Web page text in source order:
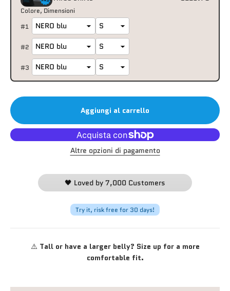
Colore Dimensioni
#1
#2
#3
Aggiungi al carrello
Altre opzioni di pagamento
🖤 Loved by 7,000 Customers
Try it, risk free for 30 days!
⚠️ Tall or have a larger belly? Size up for a more
comfortable fit.